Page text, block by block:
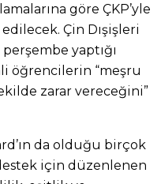
göre ÇKP’yle
Çin Dışişleri
yaptığı
öğrencilerin “meşru
zarar vereceğini”
da olduğu birçok
için düzenlenen